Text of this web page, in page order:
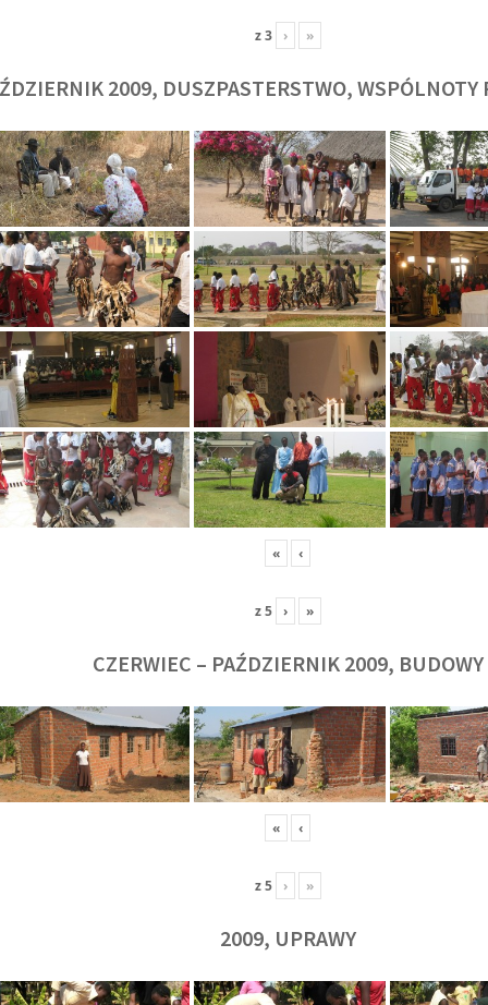
z3 › »
2009, DUSZPASTERSTWO, WSPÓLNOTY
« ‹
z5 › »
CZERWIEC – PAŹDZIERNIK 2009, BUDOWY
« ‹
z5 › »
2009, UPRAWY
O. TADEUSZ SAROTA
SJ
O. ARTUR
SJ